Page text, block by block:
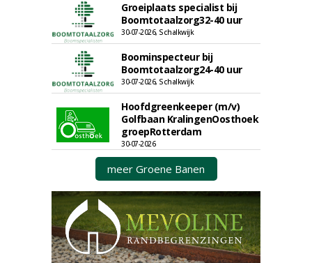
Groeiplaats specialist bij
Boomtotaalzorg32-40 uur
30-07-2026, Schalkwijk
Boominspecteur bij
Boomtotaalzorg24-40 uur
30-07-2026, Schalkwijk
Hoofdgreenkeeper (m/v)
Golfbaan KralingenOosthoek
groepRotterdam
30-07-2026
meer Groene Banen